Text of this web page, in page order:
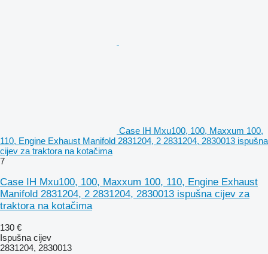
Case IH Mxu100, 100, Maxxum 100,
110, Engine Exhaust Manifold 2831204, 2 2831204, 2830013 ispušna
cijev za traktora na kotačima
7
Case IH Mxu100, 100, Maxxum 100, 110, Engine Exhaust
Manifold 2831204, 2 2831204, 2830013 ispušna cijev za
traktora na kotačima
130 €
Ispušna cijev
2831204, 2830013